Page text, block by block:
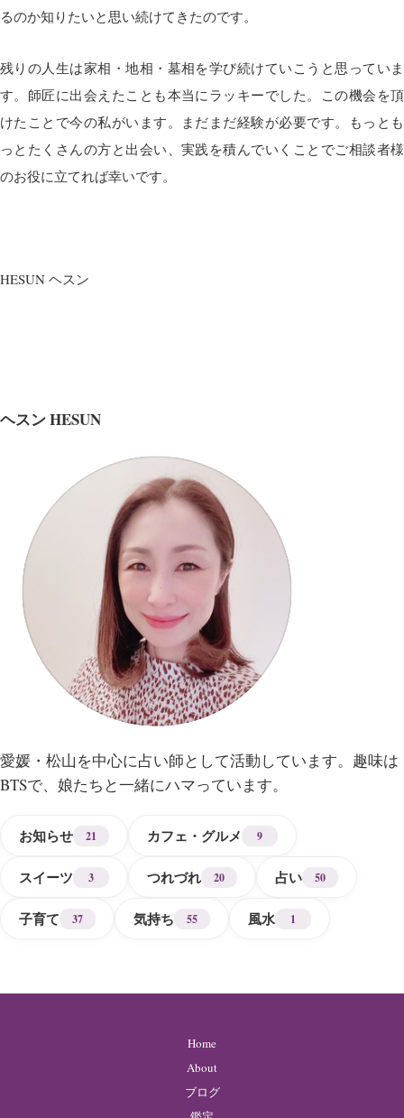
るのか知りたいと思い続けてきたのです。
残りの人生は家相・地相・墓相を学び続けていこうと思っていま
す。師匠に出会えたことも本当にラッキーでした。この機会を頂
けたことで今の私がいます。まだまだ経験が必要です。もっとも
っとたくさんの方と出会い、実践を積んでいくことでご相談者様
のお役に立てれば幸いです。
HESUN ヘスン
ヘスン HESUN
愛媛・松山を中心に占い師として活動しています。趣味は
BTSで、娘たちと一緒にハマっています。
お知らせ 21 カフェ・グルメ 9
スイーツ 3 つれづれ 20 占い 50
子育て 37 気持ち 55 風水 1
Home
About
ブログ